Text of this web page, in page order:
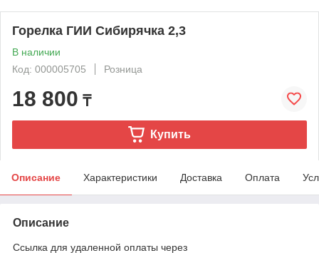
Горелка ГИИ Сибирячка 2,3
В наличии
Код: 000005705
Розница
18 800 ₸
Купить
Описание Характеристики Доставка Оплата
Описание
Ссылка для удаленной оплаты через